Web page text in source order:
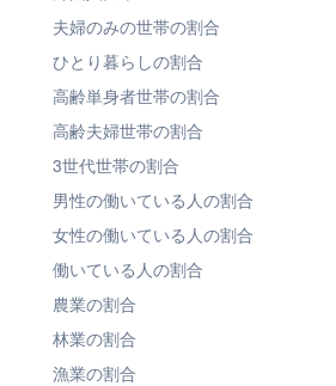
夫婦のみの世帯の割合
ひとり暮らしの割合
高齢単身者世帯の割合
高齢夫婦世帯の割合
3世代世帯の割合
男性の働いている人の割合
女性の働いている人の割合
働いている人の割合
農業の割合
林業の割合
漁業の割合